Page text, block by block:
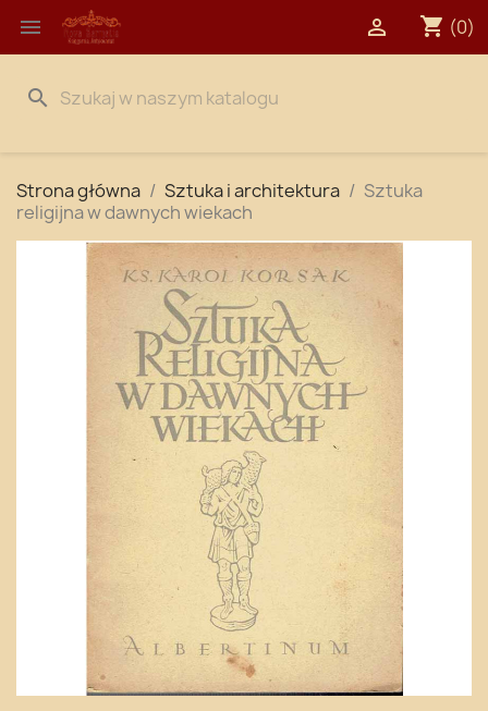
 shopping_cart (0)

search
Strona główna Sztuka i architektura
Sztuka
religijna w dawnych wiekach